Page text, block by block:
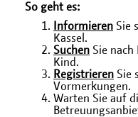
So geht es:
Informieren Sie
Kassel.
Suchen Sie
Kind.
Registrieren Sie
Vormerkungen.
Warten Sie auf